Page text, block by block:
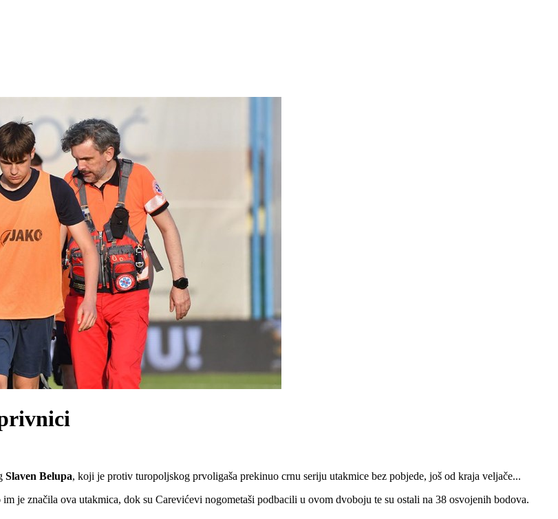
Slaven Belupa, koji je protiv turopoljskog prvoligaša prekinuo crnu seriju utakmice bez pobjede, još od kraja veljače...
je značila ova utakmica, dok su Carevićevi nogometaši podbacili u ovom dvoboju te su ostali na 38 osvojenih bodova.